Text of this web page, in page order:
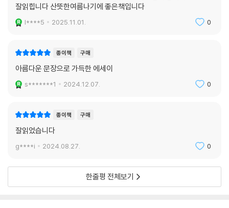
잘읽힙니다 산뜻한여름나기에 좋은책입니다
l****5 2025.11.01. 0
종이책 구매
아름다운 문장으로 가득한 에세이
s*******1 2024.12.07. 0
종이책 구매
잘읽었습니다
g****i 2024.08.27. 0
한줄평 전체보기